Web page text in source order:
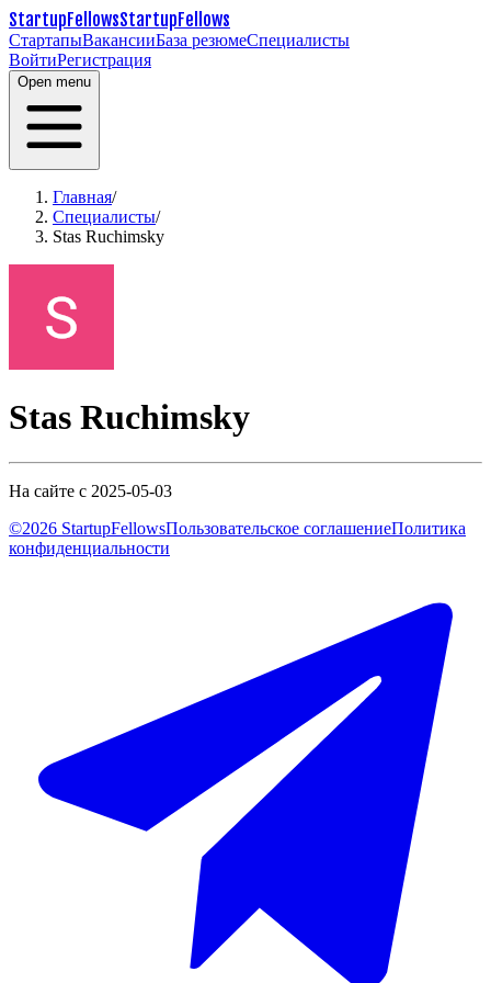
StartupFellowsStartupFellows
СтартапыВакансииБаза резюмеСпециалисты
ВойтиРегистрация
Open menu
Главная/
Специалисты/
Stas Ruchimsky
Stas Ruchimsky
На сайте с 2025-05-03
©2026 StartupFellowsПользовательское соглашениеПолитика
конфиденциальности